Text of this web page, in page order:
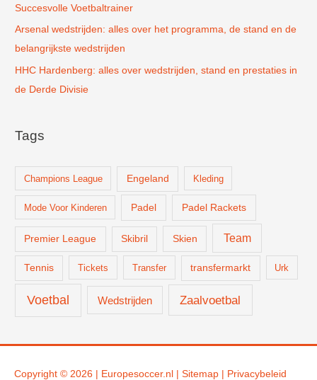
Succesvolle Voetbaltrainer
Arsenal wedstrijden: alles over het programma, de stand en de
belangrijkste wedstrijden
HHC Hardenberg: alles over wedstrijden, stand en prestaties in
de Derde Divisie
Tags
Champions League Engeland Kleding
Mode Voor Kinderen Padel Padel Rackets
Premier League Skibril Skien Team
Tennis Tickets Transfer transfermarkt Urk
Voetbal Wedstrijden Zaalvoetbal
Copyright © 2026 | Europesoccer.nl Sitemap Privacybeleid